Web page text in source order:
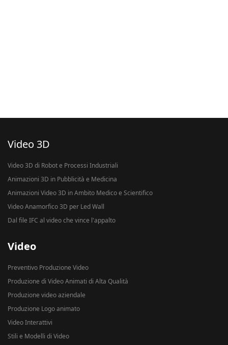
Video 3D
Video 3D di Robot e Processi Industriali
Animazioni 3D in Pubblicità e Medicina
Animazioni Video 3D in Ambito Medico e Scientifico
Video Anamorfico 3D per Led Wall
Dal file IFC al video che vince l'appalto
Video
Preventivo Produzione Video
Produzione di Video Animati di Alta Qualità
Produzione video aziendale
Produzione Logo animato
Video Interattivi
Stili e Modelli di Video